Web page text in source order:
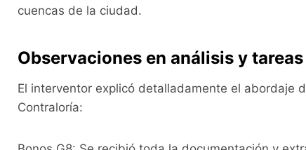
cuencas de la ciudad.
Observaciones en análisis y
El interventor explicó detalladamente el abordaje
Contraloría: